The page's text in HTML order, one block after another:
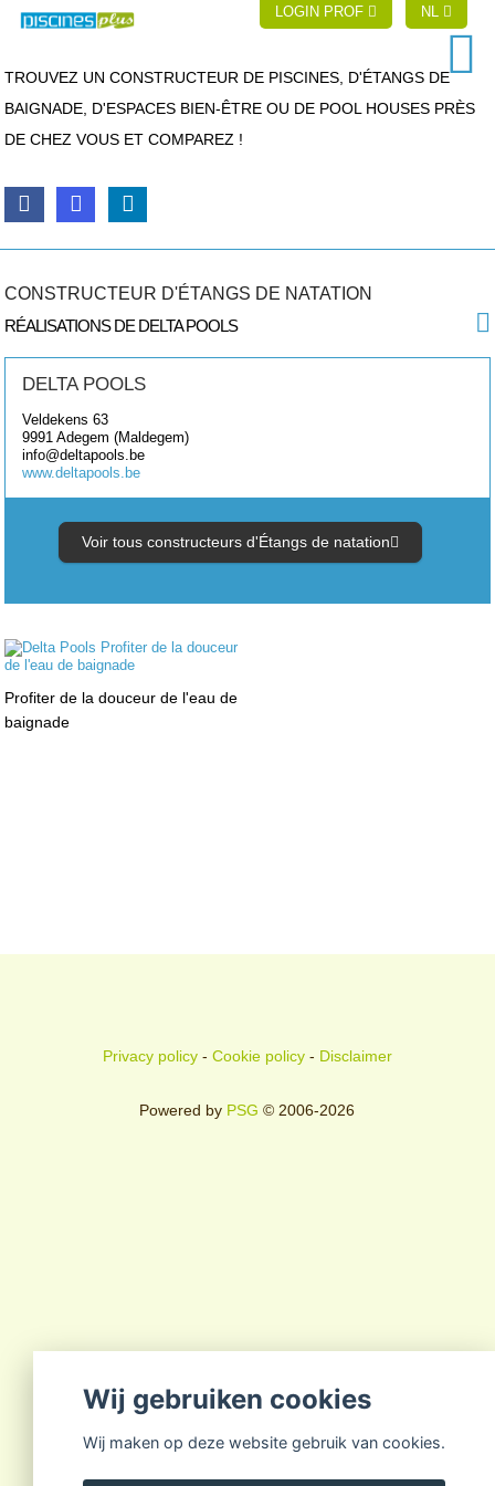
LOGIN PROF NL
TROUVEZ UN CONSTRUCTEUR DE PISCINES, D'ÉTANGS DE
BAIGNADE, D'ESPACES BIEN-ÊTRE OU DE POOL HOUSES PRÈS
DE CHEZ VOUS ET COMPAREZ !
CONSTRUCTEUR D'ÉTANGS DE NATATION
RÉALISATIONS DE DELTA POOLS
DELTA POOLS
Veldekens 63
9991 Adegem (Maldegem)
info@deltapools.be
www.deltapools.be
Voir tous constructeurs d'Étangs de natation
Profiter de la douceur de l'eau de
baignade
Privacy policy- Cookie policy- Disclaimer
Powered by PSG © 2006-2026
Wij gebruiken cookies
Wij maken op deze website gebruik van cookies.